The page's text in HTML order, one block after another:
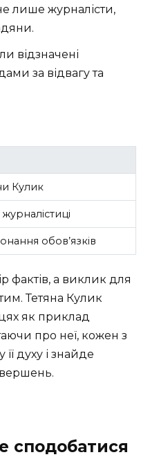
лише журналісти,
відзначені
за відвагу та
Кулик
обов’язків
фактів, а виклик для
Тетяна Кулик
як приклад
про неї, кожен з
духу і знайде
сподобатися